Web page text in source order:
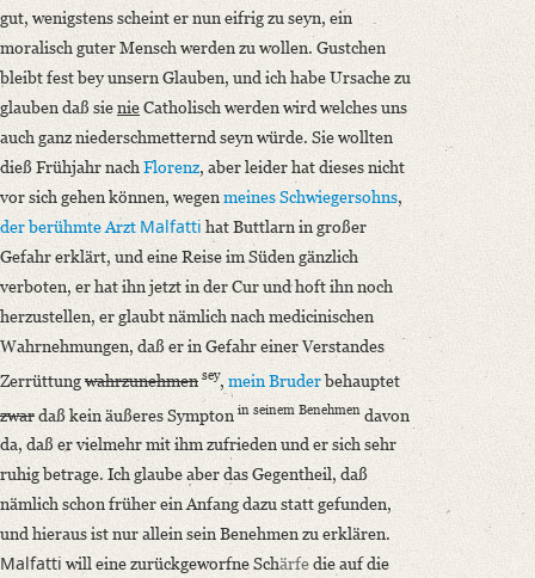
gut, wenigstens scheint er nun eifrig zu seyn, ein
moralisch guter Mensch werden zu wollen. Gustchen
bleibt fest bey unsern Glauben, und ich habe Ursache zu
glauben daß sienieCatholisch werden wird welches uns
auch ganz niederschmetternd seyn würde. Sie wollten
dieß Frühjahr nach Florenz, aber leider hat dieses nicht
vor sich gehen können, wegenmeines Schwiegersohns,
der berühmte Arzt Malfatti hat Buttlarn in großer
Gefahr erklärt, und eine Reise im Süden gänzlich
verboten, er hat ihn jetzt in der Cur und hoft ihn noch
herzustellen, er glaubt nämlich nach medicinischen
Wahrnehmungen, daß er in Gefahr einer Verstandes
Zerrüttungwahrzunehmen sey, mein Bruderbehauptet
zwardaß kein äußeres Sympton in seinem Benehmen davon
da, daß er vielmehr mit ihm zufrieden und er sich sehr
ruhig betrage. Ich glaube aber das Gegentheil, daß
nämlich schon früher ein Anfang dazu statt gefunden,
und hieraus ist nur allein sein Benehmen zu erklären.
Malfatti will eine zurückgeworfne Schärfedie auf die